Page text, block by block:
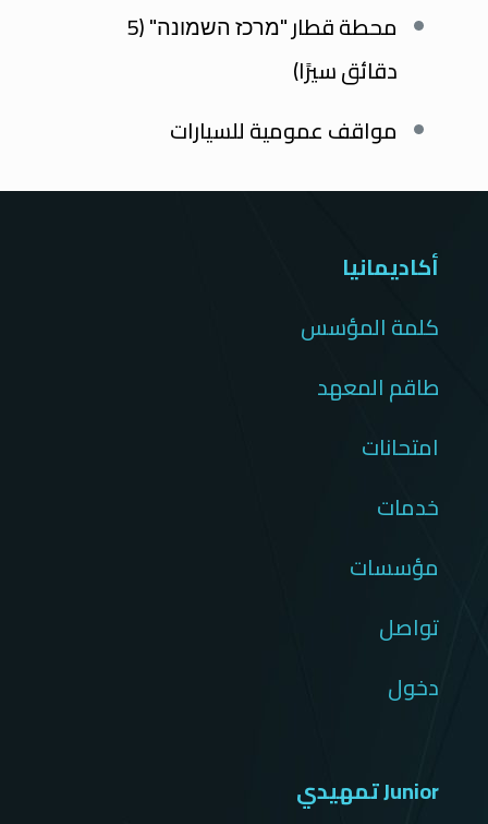
محطة قطار "מרכז השמונה" (5
دقائق سيرًا)
مواقف عمومية للسيارات
أكاديمانيا
كلمة المؤسس
طاقم المعهد
امتحانات
خدمات
مؤسسات
تواصل
دخول
Junior تمهيدي